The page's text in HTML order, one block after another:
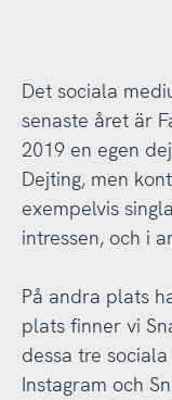
Det sociala
senaste året är
2019 en egen
Dejting, men
exempelvis
intressen, och i
På andra plats
plats finner vi
dessa tre
Instagram och